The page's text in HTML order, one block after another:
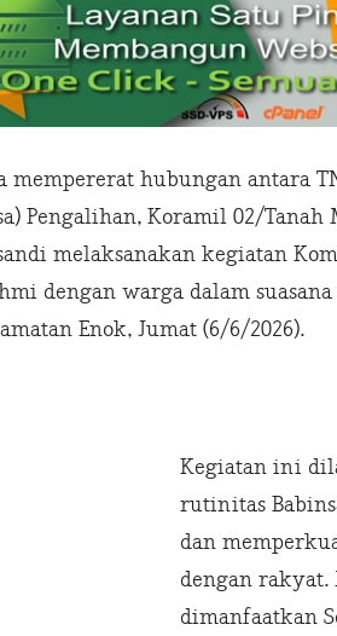
mempererat hubungan antara
Pengalihan, Koramil 02/
melaksanakan kegiatan
dengan warga dalam
Enok, Jumat (6/6/2026).
Kegiatan ini
rutinitas
dan
dengan rakyat.
dimanfaatkan